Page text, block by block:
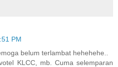
PM
belum terlambat hehehehe..
KLCC, mb. Cuma selemparan